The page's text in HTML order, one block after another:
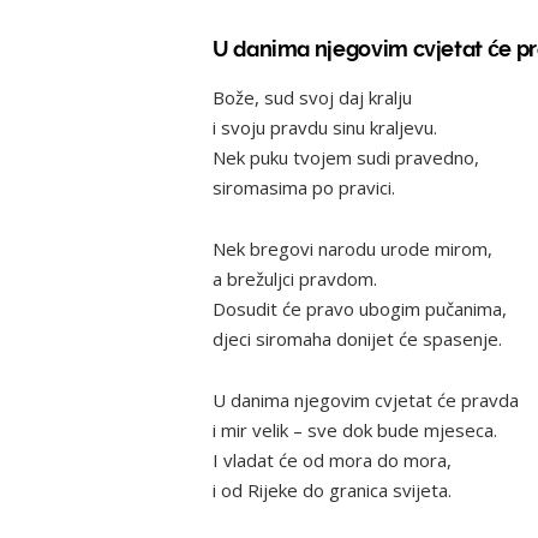
U danima njegovim cvjetat će
Bože, sud svoj daj kralju
i svoju pravdu sinu kraljevu.
Nek puku tvojem sudi pravedno,
siromasima po pravici.
Nek bregovi narodu urode mirom,
a brežuljci pravdom.
Dosudit će pravo ubogim pučanima,
djeci siromaha donijet će spasenje.
U danima njegovim cvjetat će pravda
i mir velik – sve dok bude mjeseca.
I vladat će od mora do mora,
i od Rijeke do granica svijeta.